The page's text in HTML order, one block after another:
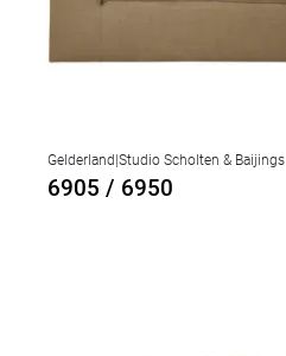
Gelderland Studio Scholten & Baijings
6905 / 6950